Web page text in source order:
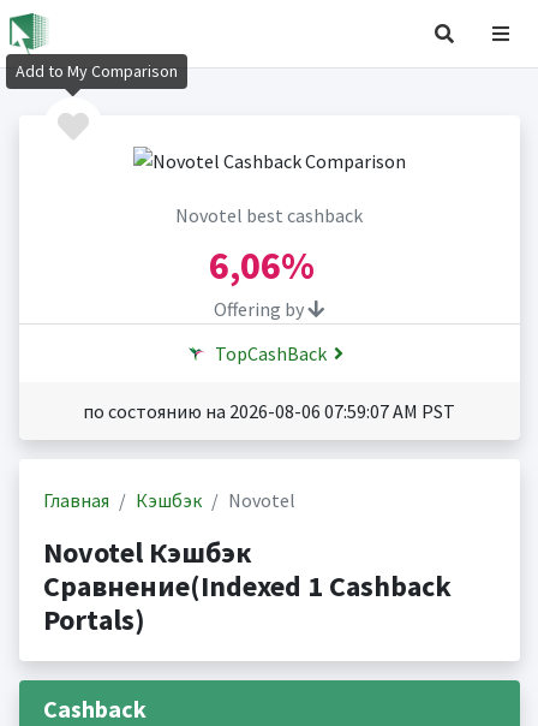
Novotel best cashback
6,06%
Offering by
TopCashBack
по состоянию на 2026-08-06 07:59:07 AM PST
Главная Кэшбэк Novotel
Novotel Кэшбэк
Сравнение(Indexed 1 Cashback
Portals)
Cashback
Add to My Comparison